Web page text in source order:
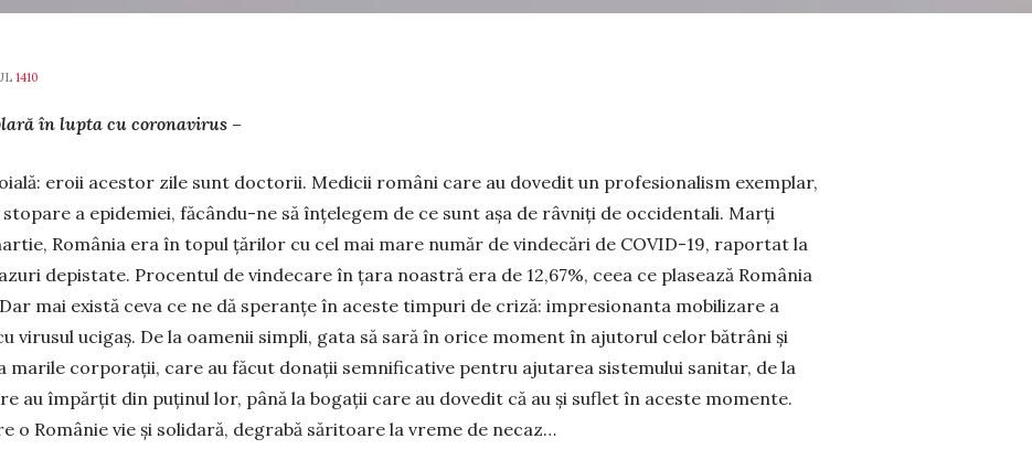
1410
în lupta cu coronavirus –
eroii acestor zile sunt doc­torii. Medicii români care au do­vedit un pro­fesionalism exemplar,
a epidemiei, făcân­du-ne să înțele­gem de ce sunt așa de râv­niți de occiden­tali. Marți
România era în topul țărilor cu cel mai mare număr de vindecări de COVID-19, raportat la
depistate. Procentul de vindecare în ţara noastră era de 12,67%, ceea ce plasează România
mai există ceva ce ne dă speranțe în aceste timpuri de criză: impresionanta mobilizare a
viru­sul ucigaș. De la oamenii sim­pli, gata să sară în orice moment în ajutorul celor bă­trâni și
ma­rile corporații, care au făcut donații semnifi­ca­tive pentru ajutarea sistemului sanitar, de la
au împărțit din puținul lor, până la bogații care au dovedit că au și suflet în aceste momente.
o Ro­mânie vie și solidară, degrabă sări­toare la vreme de necaz…